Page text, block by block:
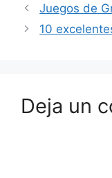
Juegos de
10
Deja un